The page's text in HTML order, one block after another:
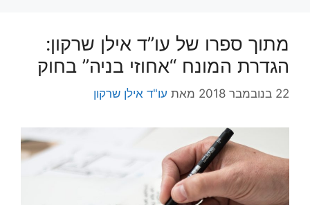
מתוך ספרו של עו”ד אילן שרקון:
הגדרת המונח “אחוזי בניה” בחוק
22 בנובמבר 2018 מאת עו"ד אילן שרקון